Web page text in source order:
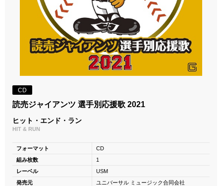
CD
読売ジャイアンツ 選手別応援歌 2021
ヒット・エンド・ラン
HIT & RUN
フォーマット
CD
組み枚数
1
レーベル
USM
発売元
ユニバーサル ミュージック合同会社